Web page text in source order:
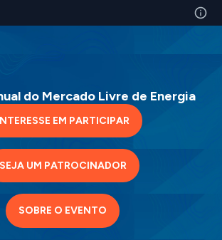
do Mercado Livre de Energia
EM PARTICIPAR
SEJA UM PATROCINADOR
SOBRE O EVENTO